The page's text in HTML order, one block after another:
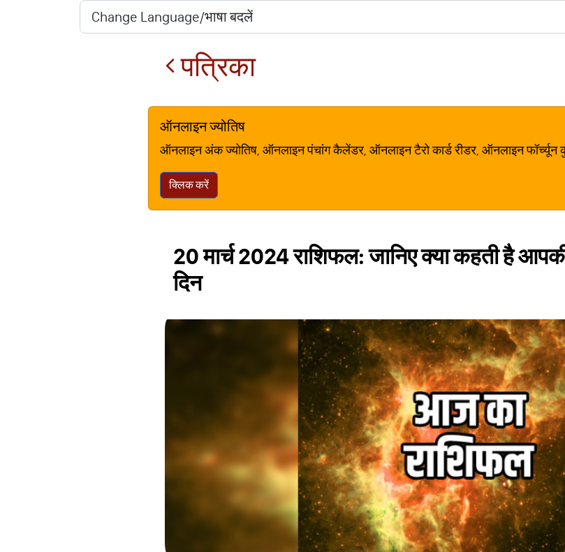
पत्रिका
ऑनलाइन ज्योतिष
ऑनलाइन अंक ज्योतिष, ऑनलाइन पंचांग कैलेंडर, ऑनलाइन टैरो कार्ड रीडर, ऑनलाइन
क्लिक करें
20 मार्च 2024 राशिफल: जानिए क्या कहती है
दिन